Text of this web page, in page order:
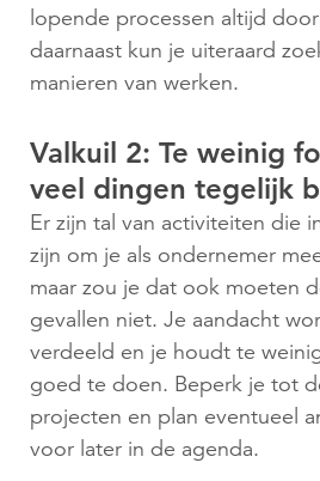
lopende processen altijd
daarnaast kun je uiteraard
manieren van werken.
Valkuil 2: Te weinig
veel dingen tegelijk
Er zijn tal van activiteiten die
zijn om je als ondernemer
maar zou je dat ook moeten
gevallen niet. Je aandacht
verdeeld en je houdt te
goed te doen. Beperk je tot
projecten en plan eventueel
voor later in de agenda.